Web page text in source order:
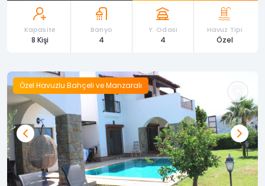
Kapasite
8 Kişi
Banyo
4
Y. Odası
4
Havuz Tipi
Özel
Previous Next
Özel Havuzlu Bahçeli ve Manzaralı